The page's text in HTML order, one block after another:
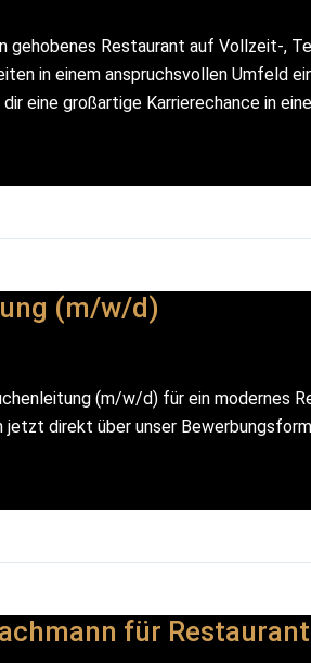
Restaurant auf Vollzeit-,
in einem anspruchsvollen Umfeld
eine großartige Karrierechance in
(m/w/d)
(m/w/d) für ein modernes
direkt über unser
für